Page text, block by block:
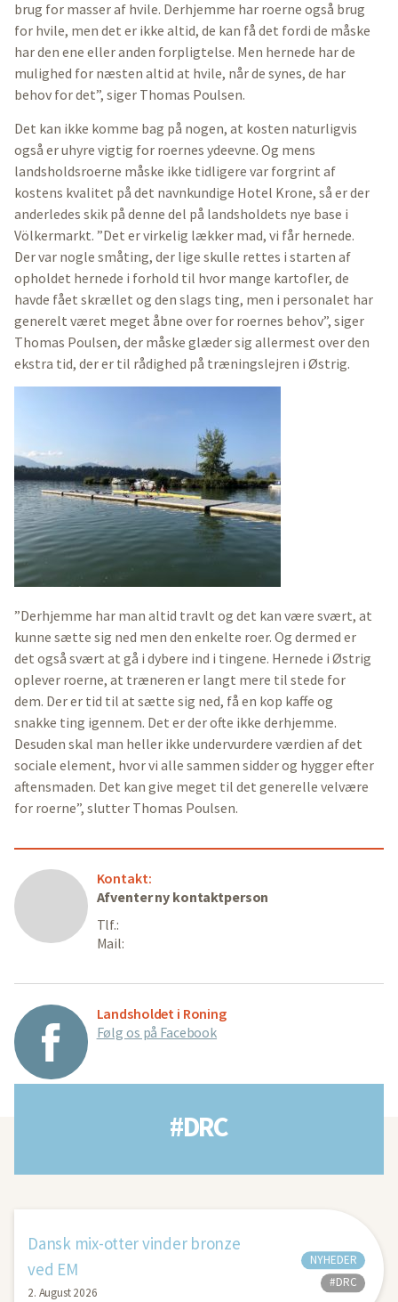
brug for masser af hvile. Derhjemme har roerne også brug
for hvile, men det er ikke altid, de kan få det fordi de måske
har den ene eller anden forpligtelse. Men hernede har de
mulighed for næsten altid at hvile, når de synes, de har
behov for det”, siger Thomas Poulsen.
Det kan ikke komme bag på nogen, at kosten naturligvis
også er uhyre vigtig for roernes ydeevne. Og mens
landsholdsroerne måske ikke tidligere var forgrint af
kostens kvalitet på det navnkundige Hotel Krone, så er der
anderledes skik på denne del på landsholdets nye base i
Völkermarkt. ”Det er virkelig lækker mad, vi får hernede.
Der var nogle småting, der lige skulle rettes i starten af
opholdet hernede i forhold til hvor mange kartofler, de
havde fået skrællet og den slags ting, men i personalet har
generelt været meget åbne over for roernes behov”, siger
Thomas Poulsen, der måske glæder sig allermest over den
ekstra tid, der er til rådighed på træningslejren i Østrig.
”Derhjemme har man altid travlt og det kan være svært, at
kunne sætte sig ned men den enkelte roer. Og dermed er
det også svært at gå i dybere ind i tingene. Hernede i Østrig
oplever roerne, at træneren er langt mere til stede for
dem. Der er tid til at sætte sig ned, få en kop kaffe og
snakke ting igennem. Det er der ofte ikke derhjemme.
Desuden skal man heller ikke undervurdere værdien af det
sociale element, hvor vi alle sammen sidder og hygger efter
aftensmaden. Det kan give meget til det generelle velvære
for roerne”, slutter Thomas Poulsen.
Kontakt:
Afventer ny kontaktperson
Tlf.:
Mail:
Landsholdet i Roning
Følg os på Facebook
#DRC
Dansk mix-otter vinder bronze
ved EM
2. August 2026
NYHEDER
#DRC